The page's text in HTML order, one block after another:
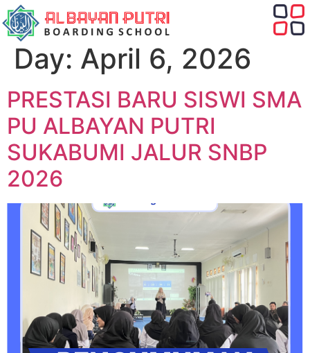
Day: April 6, 2026
PRESTASI BARU SISWI SMA
PU ALBAYAN PUTRI
SUKABUMI JALUR SNBP
2026